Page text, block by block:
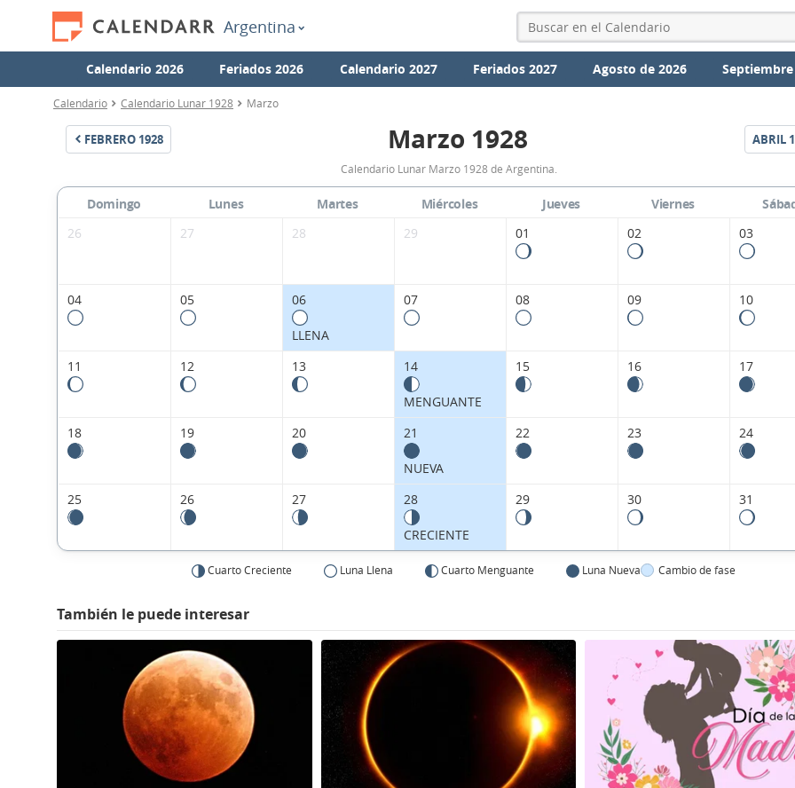
Argentina
Calendario 2026 Feriados 2026 Calendario 2027 Feriados 2027 Agosto de 2026
Calendario Calendario Lunar 1928 Marzo
FEBRERO 1928
Calendario
Lunar
Marzo
Argentina.
Marzo 1928 ABRIL
Calendario Lunar Marzo 1928 de Argentina.
Domingo Lunes Martes Miércoles Jueves Viernes
26
27 28 29 01 02 03
04 05 06
LLENA
07 08 09 10
11 12 13 14
MENGUANTE
15 16 17
18 19 20 21
NUEVA
22 23 24
25 26 27 28
CRECIENTE
29 30 31
Cuarto Creciente Luna Llena Cuarto Menguante Luna Nueva Cambio de fase
También le puede interesar